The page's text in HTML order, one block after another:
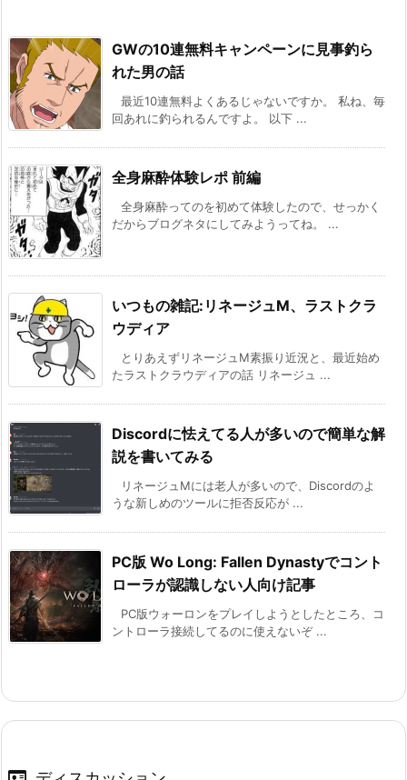
GWの10連無料キャンペーンに見事釣ら
れた男の話
最近10連無料よくあるじゃないですか。 私ね、毎
回あれに釣られるんですよ。 以下 ...
全身麻酔体験レポ 前編
全身麻酔ってのを初めて体験したので、せっかく
だからブログネタにしてみようってね。 ...
いつもの雑記:リネージュM、ラストクラ
ウディア
とりあえずリネージュM素振り近況と、最近始め
たラストクラウディアの話 リネージュ ...
Discordに怯えてる人が多いので簡単な解
説を書いてみる
リネージュMには老人が多いので、Discordのよ
うな新しめのツールに拒否反応が ...
PC版 Wo Long: Fallen Dynastyでコント
ローラが認識しない人向け記事
PC版ウォーロンをプレイしようとしたところ、コ
ントローラ接続してるのに使えないぞ ...